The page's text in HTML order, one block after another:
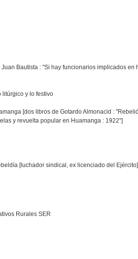
Bautista : "Si hay funcionarios implicados
litúrgico y lo festivo
[dos libros de Gotardo Almonacid :
y revuelta popular en Huamanga : 1922"]
[luchador sindical, ex licenciado del Ejército]
Rurales SER